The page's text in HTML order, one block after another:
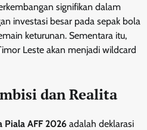
signifikan dalam
investasi besar pada sepak bola
keturunan. Sementara itu,
Leste akan menjadi wildcard
dan Realita
Piala AFF 2026 adalah deklarasi